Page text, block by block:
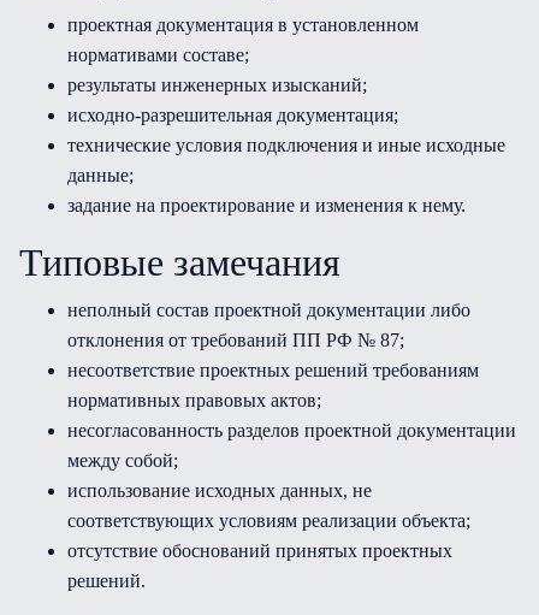
проектная документация в установленном
нормативами составе;
результаты инженерных изысканий;
исходно-разрешительная документация;
технические условия подключения и иные исходные
данные;
задание на проектирование и изменения к нему.
Типовые замечания
неполный состав проектной документации либо
отклонения от требований ПП РФ № 87;
несоответствие проектных решений требованиям
нормативных правовых актов;
несогласованность разделов проектной документации
между собой;
использование исходных данных, не
соответствующих условиям реализации объекта;
отсутствие обоснований принятых проектных
решений.